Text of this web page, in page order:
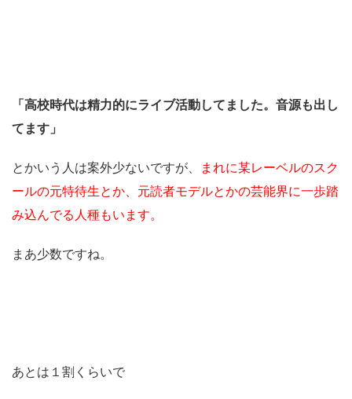
「高校時代は精力的にライブ活動してました。音源も出し
てます」
とかいう人は案外少ないですが、
まれに某レーベルのスク
ールの元特待生とか、元読者モデルとかの芸能界に一歩踏
み込んでる人種もいます。
まあ少数ですね。
あとは１割くらいで